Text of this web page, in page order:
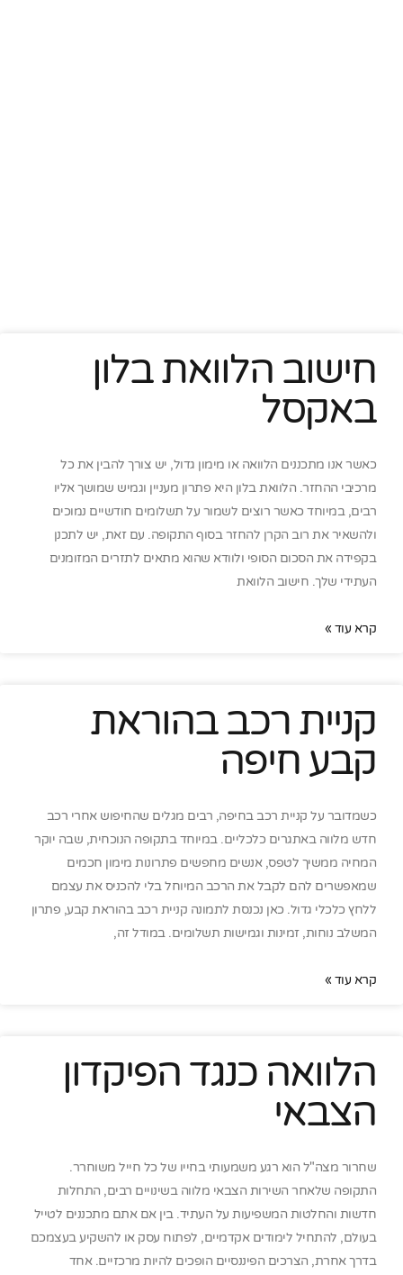
חישוב הלוואת בלון
באקסל
כאשר אנו מתכננים הלוואה או מימון גדול, יש צורך להבין את כל
מרכיבי ההחזר. הלוואת בלון היא פתרון מעניין וגמיש שמושך אליו
רבים, במיוחד כאשר רוצים לשמור על תשלומים חודשיים נמוכים
ולהשאיר את רוב הקרן להחזר בסוף התקופה. עם זאת, יש לתכנן
בקפידה את הסכום הסופי ולוודא שהוא מתאים לתזרים המזומנים
העתידי שלך. חישוב הלוואת
קרא עוד »
קניית רכב בהוראת
קבע חיפה
כשמדובר על קניית רכב בחיפה, רבים מגלים שהחיפוש אחרי רכב
חדש מלווה באתגרים כלכליים. במיוחד בתקופה הנוכחית, שבה יוקר
המחיה ממשיך לטפס, אנשים מחפשים פתרונות מימון חכמים
שמאפשרים להם לקבל את הרכב המיוחל בלי להכניס את עצמם
ללחץ כלכלי גדול. כאן נכנסת לתמונה קניית רכב בהוראת קבע, פתרון
המשלב נוחות, זמינות וגמישות תשלומים. במודל זה,
קרא עוד »
הלוואה כנגד הפיקדון
הצבאי
שחרור מצה"ל הוא רגע משמעותי בחייו של כל חייל משוחרר.
התקופה שלאחר השירות הצבאי מלווה בשינויים רבים, התחלות
חדשות והחלטות המשפיעות על העתיד. בין אם אתם מתכננים לטייל
בעולם, להתחיל לימודים אקדמיים, לפתוח עסק או להשקיע בעצמכם
בדרך אחרת, הצרכים הפיננסיים הופכים להיות מרכזיים. אחד